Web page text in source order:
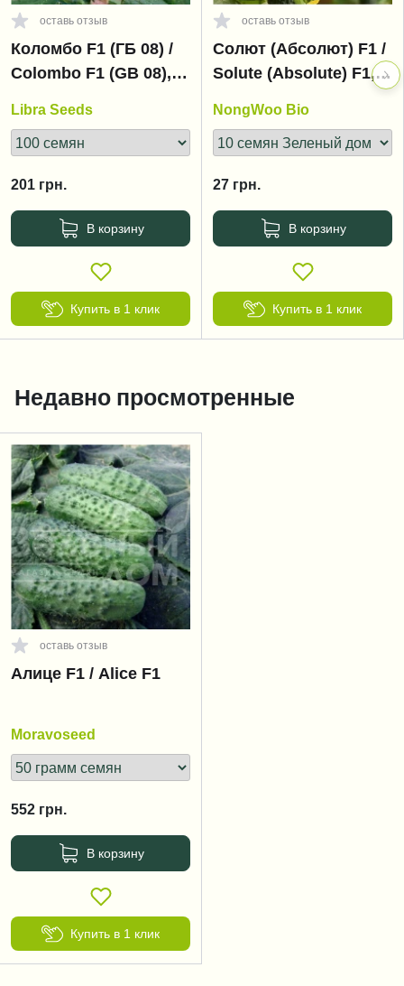
оставь отзыв
Коломбо F1 (ГБ 08) /
Colombo F1 (GВ 08),
Libra Seeds
201 грн.
В корзину
Купить в 1 клик
оставь отзыв
Солют (Абсолют) F1 /
Solute (Absolute) F1,
NongWoo Bio
27 грн.
В корзину
Купить в 1 клик
Недавно просмотренные
оставь отзыв
Алице F1 / Alice F1
Moravoseed
552 грн.
В корзину
Купить в 1 клик